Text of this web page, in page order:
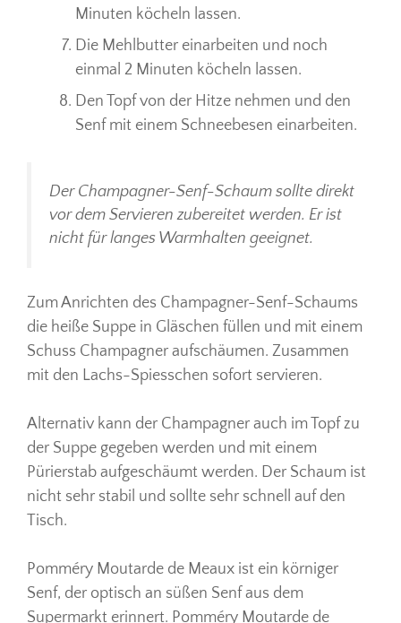
Minuten köcheln lassen.
Die Mehlbutter einarbeiten und noch
einmal 2 Minuten köcheln lassen.
Den Topf von der Hitze nehmen und den
Senf mit einem Schneebesen einarbeiten.
Der Champagner-Senf-Schaum sollte direkt
vor dem Servieren zubereitet werden. Er ist
nicht für langes Warmhalten geeignet.
Zum Anrichten des Champagner-Senf-Schaums
die heiße Suppe in Gläschen füllen und mit einem
Schuss Champagner aufschäumen. Zusammen
mit den Lachs-Spiesschen sofort servieren.
Alternativ kann der Champagner auch im Topf zu
der Suppe gegeben werden und mit einem
Pürierstab aufgeschäumt werden. Der Schaum ist
nicht sehr stabil und sollte sehr schnell auf den
Tisch.
Pomméry Moutarde de Meaux ist ein körniger
Senf, der optisch an süßen Senf aus dem
Supermarkt erinnert. Pomméry Moutarde de